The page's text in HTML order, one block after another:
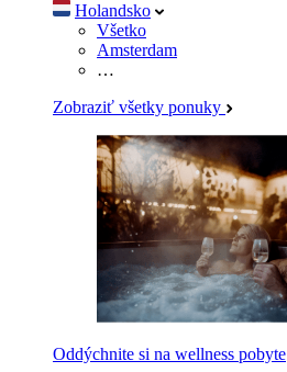
Holandsko
Všetko
Amsterdam
…
Zobraziť všetky ponuky
Oddýchnite si na wellness pobyte